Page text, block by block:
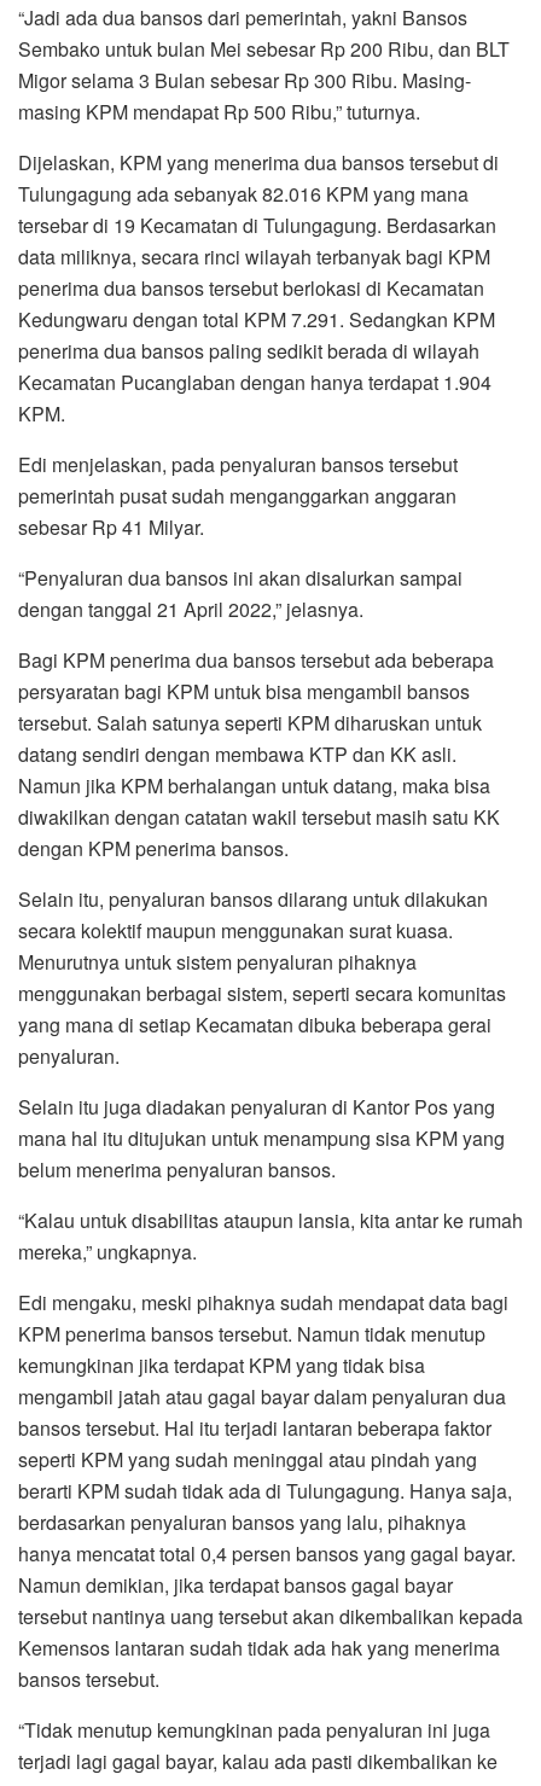
“Jadi ada dua bansos dari pemerintah, yakni Bansos
Sembako untuk bulan Mei sebesar Rp 200 Ribu, dan BLT
Migor selama 3 Bulan sebesar Rp 300 Ribu. Masing-
masing KPM mendapat Rp 500 Ribu,” tuturnya.
Dijelaskan, KPM yang menerima dua bansos tersebut di
Tulungagung ada sebanyak 82.016 KPM yang mana
tersebar di 19 Kecamatan di Tulungagung. Berdasarkan
data miliknya, secara rinci wilayah terbanyak bagi KPM
penerima dua bansos tersebut berlokasi di Kecamatan
Kedungwaru dengan total KPM 7.291. Sedangkan KPM
penerima dua bansos paling sedikit berada di wilayah
Kecamatan Pucanglaban dengan hanya terdapat 1.904
KPM.
Edi menjelaskan, pada penyaluran bansos tersebut
pemerintah pusat sudah menganggarkan anggaran
sebesar Rp 41 Milyar.
“Penyaluran dua bansos ini akan disalurkan sampai
dengan tanggal 21 April 2022,” jelasnya.
Bagi KPM penerima dua bansos tersebut ada beberapa
persyaratan bagi KPM untuk bisa mengambil bansos
tersebut. Salah satunya seperti KPM diharuskan untuk
datang sendiri dengan membawa KTP dan KK asli.
Namun jika KPM berhalangan untuk datang, maka bisa
diwakilkan dengan catatan wakil tersebut masih satu KK
dengan KPM penerima bansos.
Selain itu, penyaluran bansos dilarang untuk dilakukan
secara kolektif maupun menggunakan surat kuasa.
Menurutnya untuk sistem penyaluran pihaknya
menggunakan berbagai sistem, seperti secara komunitas
yang mana di setiap Kecamatan dibuka beberapa gerai
penyaluran.
Selain itu juga diadakan penyaluran di Kantor Pos yang
mana hal itu ditujukan untuk menampung sisa KPM yang
belum menerima penyaluran bansos.
“Kalau untuk disabilitas ataupun lansia, kita antar ke rumah
mereka,” ungkapnya.
Edi mengaku, meski pihaknya sudah mendapat data bagi
KPM penerima bansos tersebut. Namun tidak menutup
kemungkinan jika terdapat KPM yang tidak bisa
mengambil jatah atau gagal bayar dalam penyaluran dua
bansos tersebut. Hal itu terjadi lantaran beberapa faktor
seperti KPM yang sudah meninggal atau pindah yang
berarti KPM sudah tidak ada di Tulungagung. Hanya saja,
berdasarkan penyaluran bansos yang lalu, pihaknya
hanya mencatat total 0,4 persen bansos yang gagal bayar.
Namun demikian, jika terdapat bansos gagal bayar
tersebut nantinya uang tersebut akan dikembalikan kepada
Kemensos lantaran sudah tidak ada hak yang menerima
bansos tersebut.
“Tidak menutup kemungkinan pada penyaluran ini juga
terjadi lagi gagal bayar, kalau ada pasti dikembalikan ke